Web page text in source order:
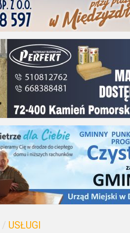
/ USŁUGI